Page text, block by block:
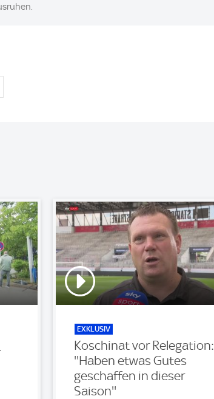
EXKLUSIV
Koschinat vor Relegation:
''Haben etwas Gutes
geschaffen in dieser
Saison''